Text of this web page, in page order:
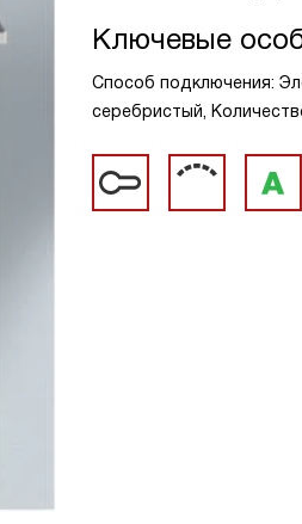
Ключевые
Способ подключения:
серебристый,